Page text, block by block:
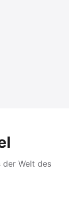
der Welt des